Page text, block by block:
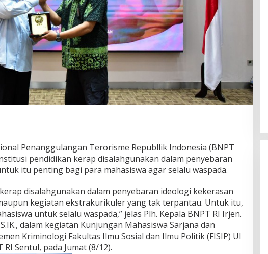
Penanggulangan Terorisme Republlik Indonesia (BNPT
pendidikan kerap disalahgunakan dalam penyebaran
itu penting bagi para mahasiswa agar selalu waspada.
disalahgunakan dalam penyebaran ideologi kekerasan
kegiatan ekstrakurikuler yang tak terpantau. Untuk itu,
untuk selalu waspada,” jelas Plh. Kepala BNPT RI Irjen.
dalam kegiatan Kunjungan Mahasiswa Sarjana dan
Kriminologi Fakultas Ilmu Sosial dan Ilmu Politik (FISIP) UI
Sentul, pada Jumat (8/12).
Gubernur Miq Iqbal Paparkan
Capaian Ekonomi Tangguh
Makmur Mendunia saat LKPJ
Di Daerah, Politik | Maret 31, 2026